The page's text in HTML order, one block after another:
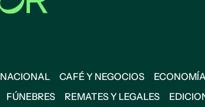
NACIONAL CAFÉ Y NEGOCIOS
FÚNEBRES REMATES Y LEGALES